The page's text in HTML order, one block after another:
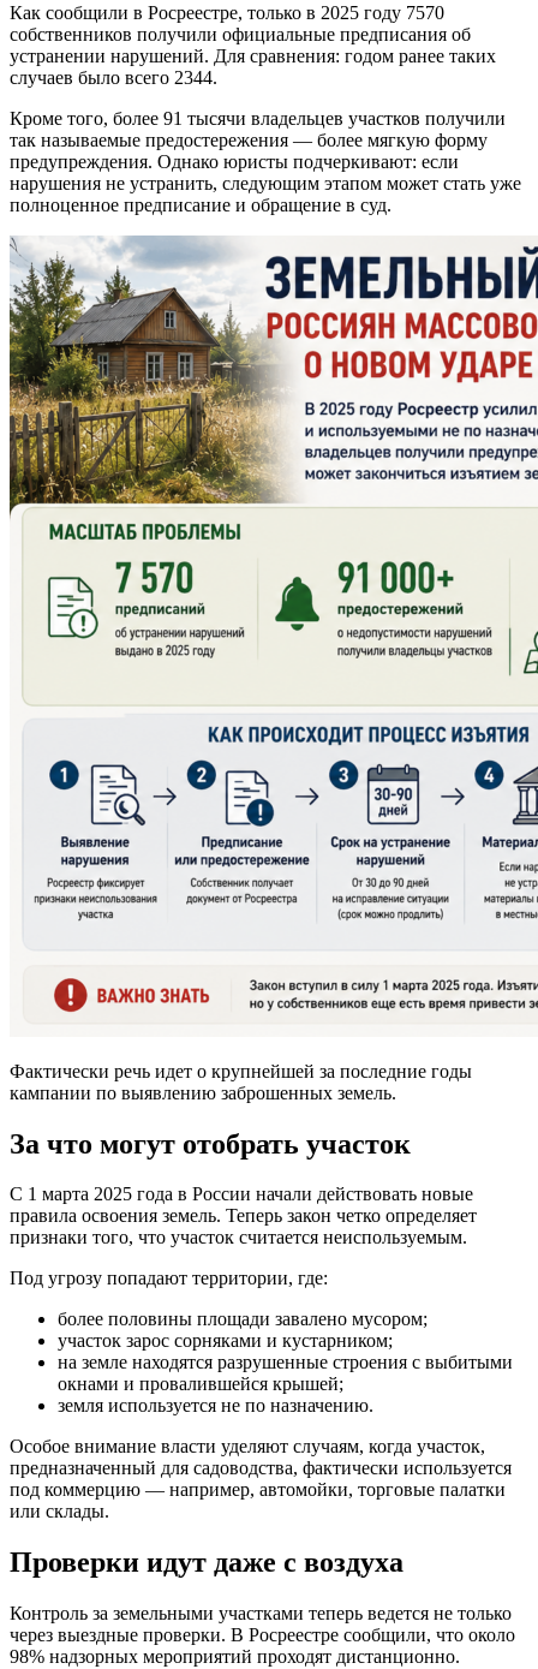
Как сообщили в Росреестре, только в 2025 году 7570
собственников получили официальные предписания об
устранении нарушений. Для сравнения: годом ранее таких
случаев было всего 2344.
Кроме того, более 91 тысячи владельцев участков получили
так называемые предостережения — более мягкую форму
предупреждения. Однако юристы подчеркивают: если
нарушения не устранить, следующим этапом может стать уже
полноценное предписание и обращение в суд.
Фактически речь идет о крупнейшей за последние годы
кампании по выявлению заброшенных земель.
За что могут отобрать участок
С 1 марта 2025 года в России начали действовать новые
правила освоения земель. Теперь закон четко определяет
признаки того, что участок считается неиспользуемым.
Под угрозу попадают территории, где:
более половины площади завалено мусором;
участок зарос сорняками и кустарником;
на земле находятся разрушенные строения с выбитыми
окнами и провалившейся крышей;
земля используется не по назначению.
Особое внимание власти уделяют случаям, когда участок,
предназначенный для садоводства, фактически используется
под коммерцию — например, автомойки, торговые палатки
или склады.
Проверки идут даже с воздуха
Контроль за земельными участками теперь ведется не только
через выездные проверки. В Росреестре сообщили, что около
98% надзорных мероприятий проходят дистанционно.